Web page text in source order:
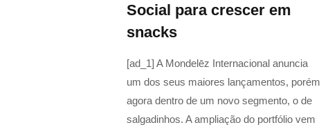
Social para crescer em
snacks
[ad_1] A Mondelēz Internacional anuncia
um dos seus maiores lançamentos, porém
agora dentro de um novo segmento, o de
salgadinhos. A ampliação do portfólio vem